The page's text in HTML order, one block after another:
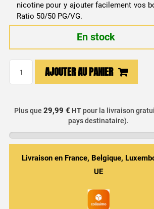
nicotine pour y ajouter facilement vos
Ratio 50/50 PG/VG.
En stock
Classic
50ml
AJOUTER AU PANIER
Plus que 29,99 € HTpour la livraison
pays destinataire).
Livraison en France, Belgique,
UE